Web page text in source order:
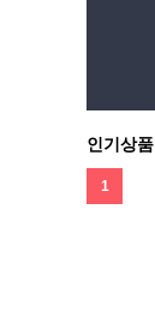
인기상품
1